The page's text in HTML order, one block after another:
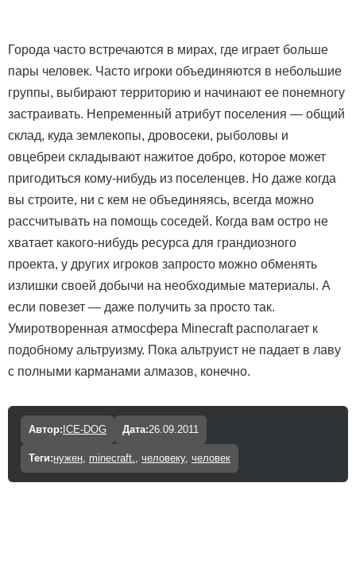
Города часто встречаются в мирах, где играет больше
пары человек. Часто игроки объединяются в небольшие
группы, выбирают территорию и начинают ее понемногу
застраивать. Непременный атрибут поселения — общий
склад, куда землекопы, дровосеки, рыболовы и
овцебреи складывают нажитое добро, которое может
пригодиться кому-нибудь из поселенцев. Но даже когда
вы строите, ни с кем не объединяясь, всегда можно
рассчитывать на помощь соседей. Когда вам остро не
хватает какого-нибудь ресурса для грандиозного
проекта, у других игроков запросто можно обменять
излишки своей добычи на необходимые материалы. А
если повезет — даже получить за просто так.
Умиротворенная атмосфера Minecraft располагает к
подобному альтруизму. Пока альтруист не падает в лаву
с полными карманами алмазов, конечно.
Автор: ICE-DOG Дата:26.09.2011
Теги:нужен, minecraft., человеку, человек